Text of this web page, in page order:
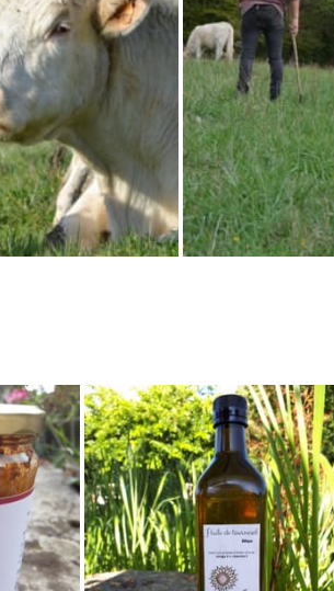
à 0h00
- Jardins des
- Paysans du
- 44690
sevre
à 0h01
du